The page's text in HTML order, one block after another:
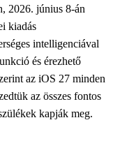
2026. június 8-án
kiadás
intelligenciával
és érezhető
az iOS 27 minden
az összes fontos
kapják meg.